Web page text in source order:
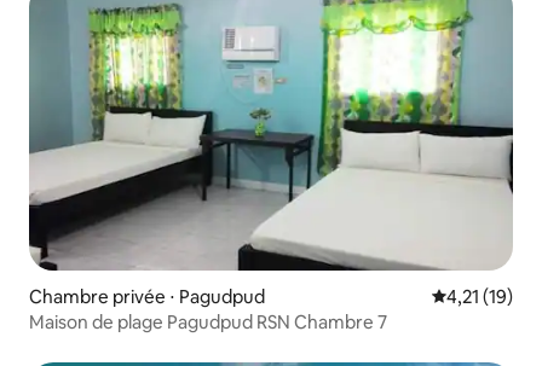
Chambre privée ⋅ Pagudpud Évaluation
4,21 (19)
Maison de plage Pagudpud RSN Chambre 7